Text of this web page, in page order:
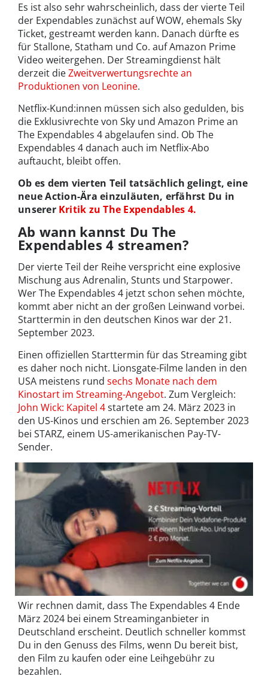
Es ist also sehr wahrscheinlich, dass der vierte Teil
der Expendables zunächst auf WOW, ehemals Sky
Ticket, gestreamt werden kann. Danach dürfte es
für Stallone, Statham und Co. auf Amazon Prime
Video weitergehen. Der Streamingdienst hält
derzeit dieZweitverwertungsrechte an
Produktionen von Leonine.
Netflix-Kund:innen müssen sich also gedulden, bis
die Exklusivrechte von Sky und Amazon Prime an
The Expendables 4 abgelaufen sind. Ob The
Expendables 4 danach auch im Netflix-Abo
auftaucht, bleibt offen.
Ob es dem vierten Teil tatsächlich gelingt, eine
neue Action-Ära einzuläuten, erfährst Du in
unserer Kritik zu The Expendables 4.
Ab wann kannst Du The
Expendables 4 streamen?
Der vierte Teil der Reihe verspricht eine explosive
Mischung aus Adrenalin, Stunts und Starpower.
Wer The Expendables 4 jetzt schon sehen möchte,
kommt aber nicht an der großen Leinwand vorbei.
Starttermin in den deutschen Kinos war der 21.
September 2023.
Einen offiziellen Starttermin für das Streaming gibt
es daher noch nicht. Lionsgate-Filme landen in den
USA meistens rund sechs Monate nach dem
Kinostart im Streaming-Angebot. Zum Vergleich:
John Wick: Kapitel 4startete am 24. März 2023 in
den US-Kinos und erschien am 26. September 2023
bei STARZ, einem US-amerikanischen Pay-TV-
Sender.
Wir rechnen damit, dass The Expendables 4 Ende
März 2024 bei einem Streaminganbieter in
Deutschland erscheint. Deutlich schneller kommst
Du in den Genuss des Films, wenn Du bereit bist,
den Film zu kaufen oder eine Leihgebühr zu
bezahlen.